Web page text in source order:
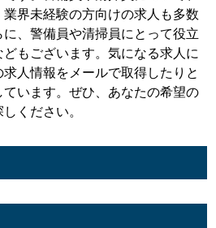
界未経験の方向けの求人も多数
、警備員や清掃員にとって役立
もございます。気になる求人に
人情報をメールで取得したりと
います。ぜひ、あなたの希望の
ください。